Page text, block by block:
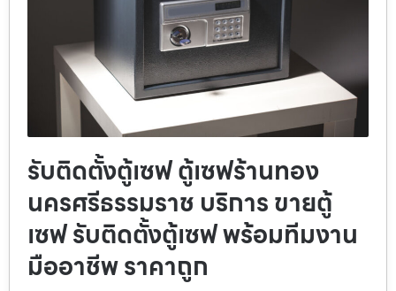
รับติดตั้งตู้เซฟ ตู้เซฟร้านทอง
นครศรีธรรมราช บริการ ขายตู้
เซฟ รับติดตั้งตู้เซฟ พร้อมทีมงาน
มืออาชีพ ราคาถูก